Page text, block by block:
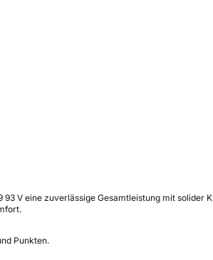
V eine zuverlässige Gesamtleistung mit
Punkten.